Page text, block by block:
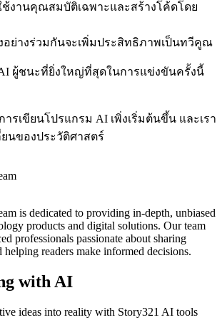
ช้งานคุณสมบัติเฉพาะและสร้างโค้ดโดย
อย่างร่วมกันจะเพิ่มประสิทธิภาพเป็นทวีคูณ
ผู้ชนะที่ยิ่งใหญ่ที่สุดในการแข่งขันครั้งนี้
ารเขียนโปรแกรม AI เพิ่งเริ่มต้นขึ้น และเรา
นของประวัติศาสตร์
is dedicated to providing in-depth, unbiased
products and digital solutions. Our team
professionals passionate about sharing
helping readers make informed decisions.
with AI
ideas into reality with Story321 AI tools